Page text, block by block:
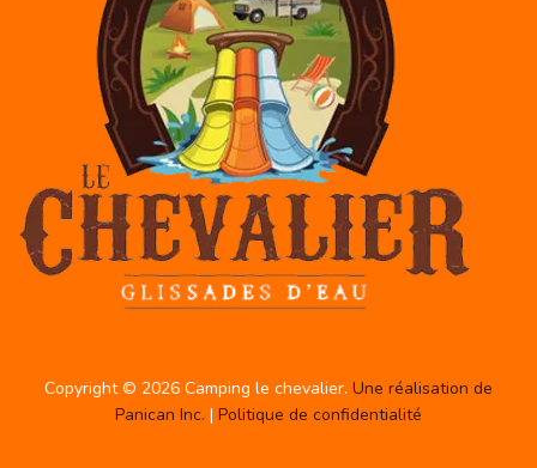
Copyright © 2026 Camping le chevalier. Une réalisation de
Panican Inc. | Politique de confidentialité